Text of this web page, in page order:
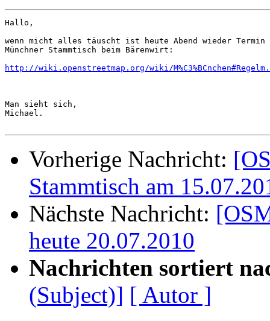
Hallo,
wenn micht alles täuscht ist heute Abend wieder
Münchner Stammtisch beim Bärenwirt:
http://wiki.openstreetmap.org/wiki/
Man sieht sich,
Michael.
Vorherige Nachricht:
Stammtisch am
Nächste Nachricht:
heute 20.07.2010
Nachrichten sortiert
(Subject)] [ Autor ]